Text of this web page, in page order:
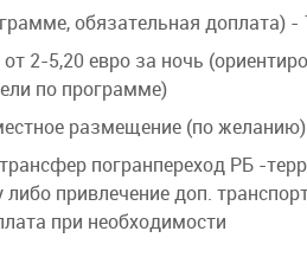
обязательная доплата) -
от 2-5,20 евро за ночь
по программе)
размещение (по
погранпереход РБ -
либо привлечение доп.
при необходимости